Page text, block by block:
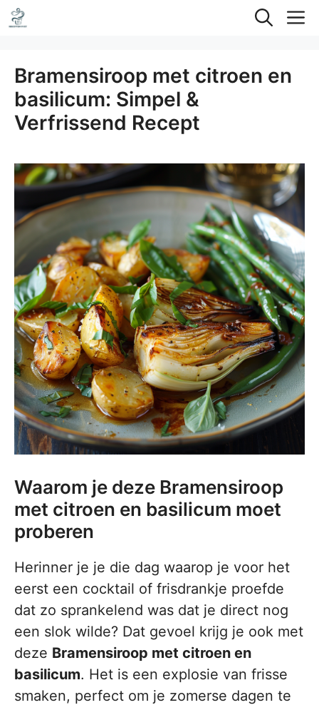
Ga
naar
inhoud
Bramensiroop met citroen en
basilicum: Simpel &
Verfrissend Recept
Waarom je deze Bramensiroop
met citroen en basilicum moet
proberen
Herinner je je die dag waarop je voor het
eerst een cocktail of frisdrankje proefde
dat zo sprankelend was dat je direct nog
een slok wilde? Dat gevoel krijg je ook met
deze Bramensiroop met citroen en
basilicum. Het is een explosie van frisse
smaken, perfect om je zomerse dagen te